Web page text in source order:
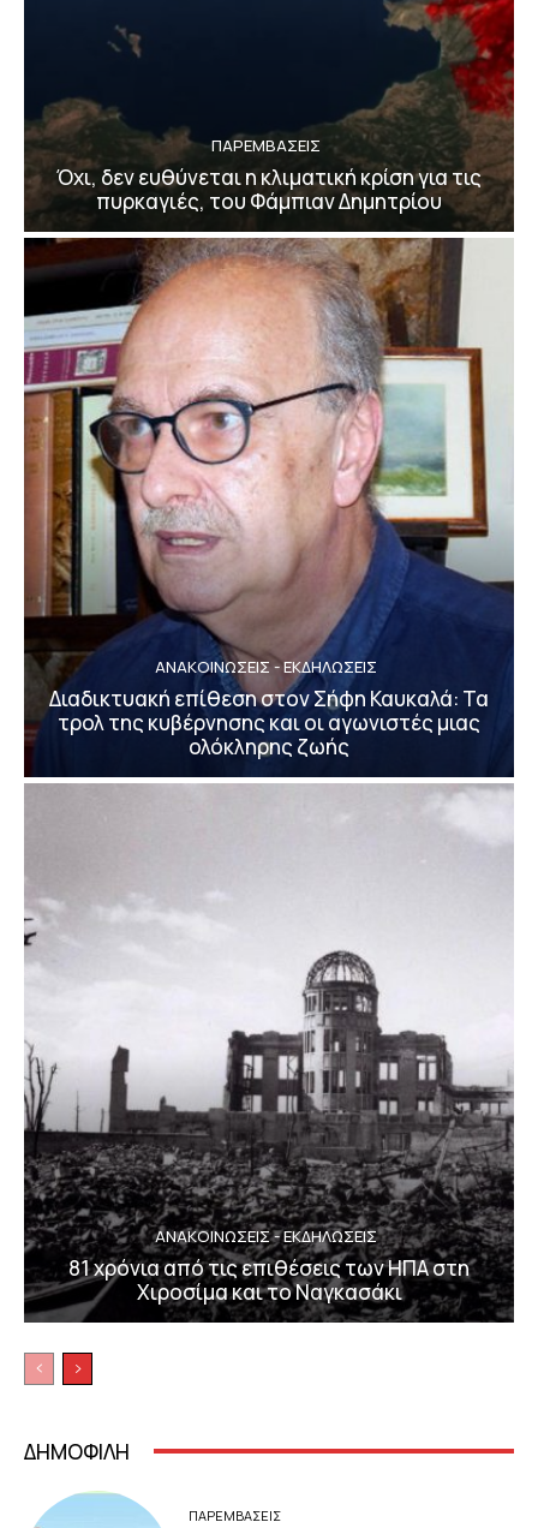
ΠΑΡΕΜΒΑΣΕΙΣ
Όχι, δεν ευθύνεται η κλιματική κρίση για τις
πυρκαγιές, του Φάμπιαν Δημητρίου
ΑΝΑΚΟΙΝΩΣΕΙΣ - ΕΚΔΗΛΩΣΕΙΣ
Διαδικτυακή επίθεση στον Σήφη Καυκαλά: Τα
τρολ της κυβέρνησης και οι αγωνιστές μιας
ολόκληρης ζωής
ΑΝΑΚΟΙΝΩΣΕΙΣ - ΕΚΔΗΛΩΣΕΙΣ
81 χρόνια από τις επιθέσεις των ΗΠΑ στη
Χιροσίμα και το Ναγκασάκι
ΔΗΜΟΦΙΛΗ
ΠΑΡΕΜΒΑΣΕΙΣ